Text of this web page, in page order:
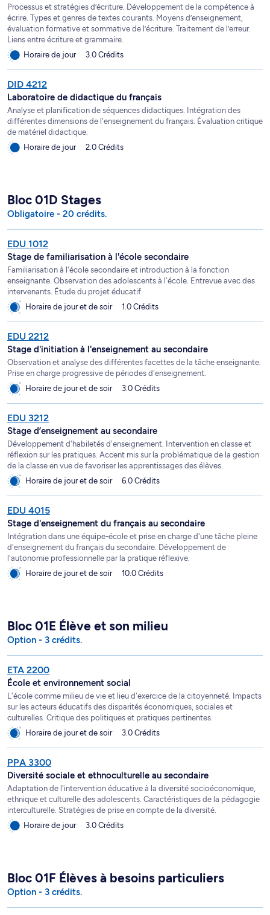
Processus et stratégies d’écriture. Développement de la compétence à
écrire. Types et genres de textes courants. Moyens d’enseignement,
évaluation formative et sommative de l’écriture. Traitement de l’erreur.
Liens entre écriture et grammaire.
Horaire de jour
3.0 Crédits
DID 4212
Laboratoire de didactique du français
Analyse et planification de séquences didactiques. Intégration des
différentes dimensions de l'enseignement du français. Évaluation critique
de matériel didactique.
Horaire de jour
2.0 Crédits
Bloc 01D Stages
Obligatoire - 20 crédits.
EDU 1012
Stage de familiarisation à l'école secondaire
Familiarisation à l'école secondaire et introduction à la fonction
enseignante. Observation des adolescents à l'école. Entrevue avec des
intervenants. Étude du projet éducatif.
Horaire de jour et de soir
1.0 Crédits
EDU 2212
Stage d'initiation à l'enseignement au secondaire
Observation et analyse des différentes facettes de la tâche enseignante.
Prise en charge progressive de périodes d'enseignement.
Horaire de jour et de soir
3.0 Crédits
EDU 3212
Stage d’enseignement au secondaire
Développement d'habiletés d'enseignement. Intervention en classe et
réflexion sur les pratiques. Accent mis sur la problématique de la gestion
de la classe en vue de favoriser les apprentissages des élèves.
Horaire de jour et de soir
6.0 Crédits
EDU 4015
Stage d'enseignement du français au secondaire
Intégration dans une équipe-école et prise en charge d'une tâche pleine
d'enseignement du français du secondaire. Développement de
l'autonomie professionnelle par la pratique réflexive.
Horaire de jour et de soir
10.0 Crédits
Bloc 01E Élève et son milieu
Option - 3 crédits.
ETA 2200
École et environnement social
L'école comme milieu de vie et lieu d'exercice de la citoyenneté. Impacts
sur les acteurs éducatifs des disparités économiques, sociales et
culturelles. Critique des politiques et pratiques pertinentes.
Horaire de jour et de soir
3.0 Crédits
PPA 3300
Diversité sociale et ethnoculturelle au secondaire
Adaptation de l'intervention éducative à la diversité socioéconomique,
ethnique et culturelle des adolescents. Caractéristiques de la pédagogie
interculturelle. Stratégies de prise en compte de la diversité.
Horaire de jour
3.0 Crédits
Bloc 01F Élèves à besoins particuliers
Option - 3 crédits.